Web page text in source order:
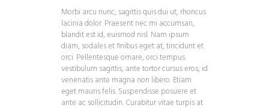
Morbi arcu nunc, sagittis quis dui ut, rhoncus
lacinia dolor. Praesent nec mi accumsan,
blandit est id, euismod nisl. Nam ipsum
diam, sodales et finibus eget at, tincidunt et
orci. Pellentesque ornare, orci tempus
vestibulum sagittis, ante tortor cursus eros, id
venenatis ante magna non libero. Etiam
eget mauris felis. Suspendisse posuere et
ante ac sollicitudin. Curabitur vitae turpis at